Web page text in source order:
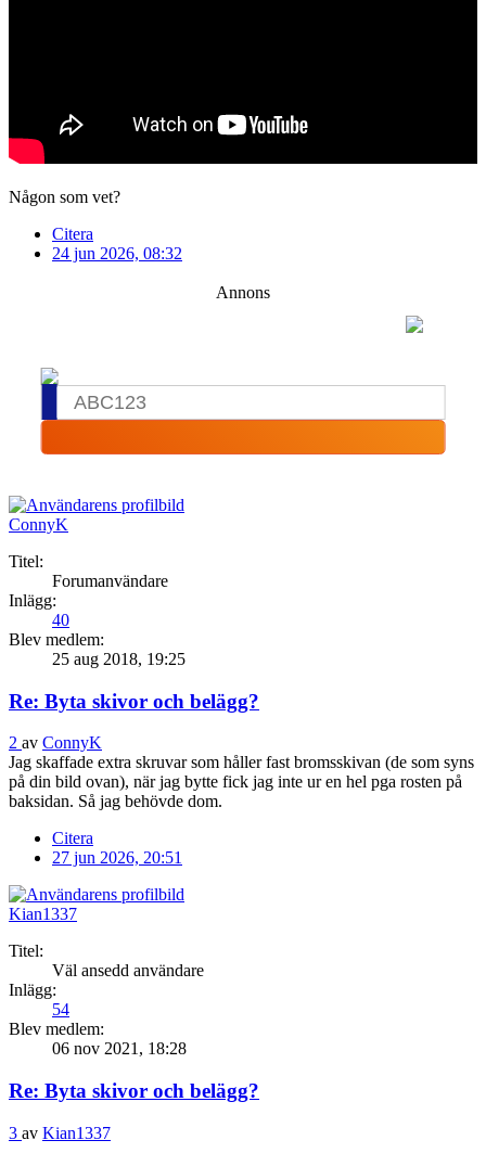
Någon som vet?
Citera
24 jun 2026, 08:32
Annons
ConnyK
Titel:
Forumanvändare
Inlägg:
40
Blev medlem:
25 aug 2018, 19:25
Re: Byta skivor och belägg?
2 av ConnyK
Jag skaffade extra skruvar som håller fast bromsskivan (de som syns
på din bild ovan), när jag bytte fick jag inte ur en hel pga rosten på
baksidan. Så jag behövde dom.
Citera
27 jun 2026, 20:51
Kian1337
Titel:
Väl ansedd användare
Inlägg:
54
Blev medlem:
06 nov 2021, 18:28
Re: Byta skivor och belägg?
3 av Kian1337